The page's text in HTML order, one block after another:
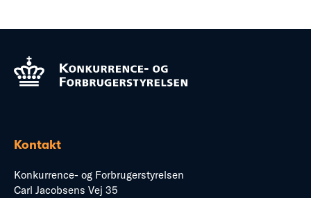
Kontakt
Konkurrence- og Forbrugerstyrelsen
Carl Jacobsens Vej 35